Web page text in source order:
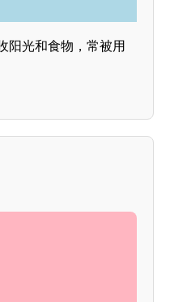
阳光和食物，常被用